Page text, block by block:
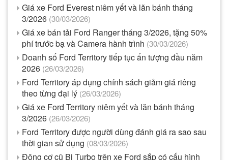
Giá xe Ford Everest niêm yết và lăn bánh tháng
3/2026 (30/03/2026)
Giá xe bán tải Ford Ranger tháng 3/2026, tặng 50%
phí trước bạ và Camera hành trình (30/03/2026)
Doanh số Ford Territory tiếp tục ấn tượng đầu năm
2026 (26/03/2026)
Ford Territory áp dụng chính sách giảm giá riêng
theo từng đại lý (26/03/2026)
Giá xe Ford Territory niêm yết và lăn bánh tháng
3/2026 (26/03/2026)
Ford Territory được người dùng đánh giá ra sao sau
thời gian sử dụng (08/03/2026)
Động cơ cũ Bi Turbo trên xe Ford sắp có cấu hình